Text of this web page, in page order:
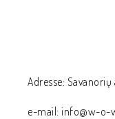
Adresse: Savanorių
e-mail: info@w-o-